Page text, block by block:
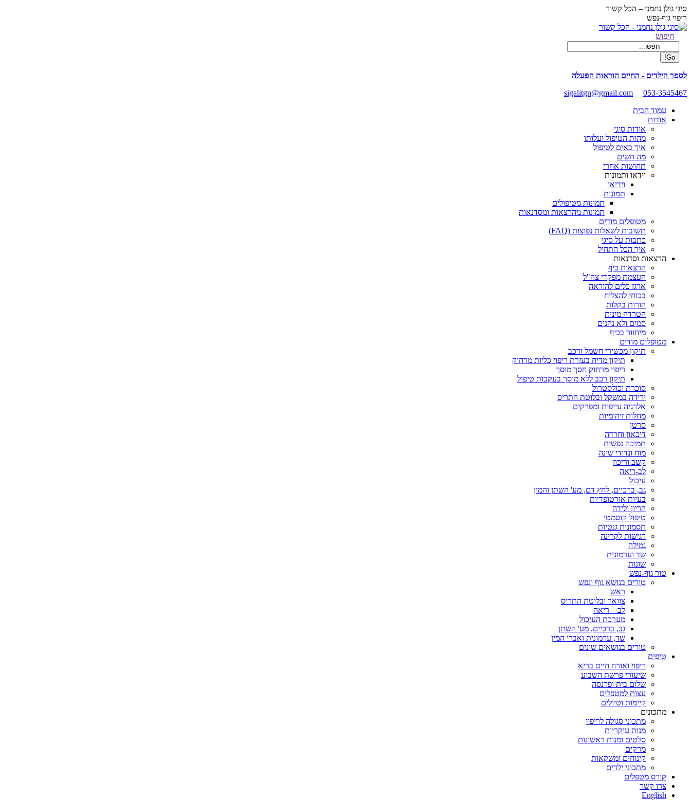
Skip
to
content
סיגי גולן נחמני – הכל קשור
ריפוי גוף-נפש
Facebook
opens
new
window
Search:
חיפוש
לספר הילדים - החיים הוראות הפעלה
sigalitgn@gmail.com
053-3545467
עמוד הבית
אודות
אודות סיגי
מהות הטיפול ועלותו
איך באים לטיפול
מה חשים
תחושות אחרי
וידאו ותמונות
וידיאו
תמונות
תמונות מטיפולים
תמונות מהרצאות ומסדנאות
מטופלים מודים
תשובות לשאלות נפוצות (FAQ)
כתבות על סיגי
איך הכל התחיל
הרצאות וסדנאות
הרצאות כיף
העצמת מפקדי צה"ל
ארגז כלים להוראה
בכוחי להצליח
הורות בקלות
הטרדה מינית
סמים ולא נהנים
מיחזור בכיף
מטופלים מודים
תיקון מכשירי חשמל ורכב
תיקון מדיח בעזרת ריפוי כליות מרחוק
ריפוי מרחוק חסך מוסך
תיקון רכב ללא מוסך בעקבות טיפול
סוכרת וכולסטרול
ירידה במשקל ובלוטת התריס
אלרגיה עייפות ומפרקים
מחלות זיהומיות
סרטן
דיכאון וחרדה
תמיכה נפשית
מוח ונדודי שינה
קשב וריכוז
לב-ריאה
עיכול
גב, ברכיים, לחץ דם, מע' השתן והמין
בעיות אורטופדיות
הריון ולידה
טיפול קוסמטי
תסמונות גנטיות
רגישות לקרינה
גמילה
שד וערמונית
שונות
טור גוף-נפש
טורים בנושא גוף ונפש
ראש
צוואר ובלוטת התריס
לב – ריאה
מערכת העיכול
גב, ברכיים, מע' השתן
שד, ערמונית ואברי המין
טורים בנושאים שונים
טיפים
ריפוי ואורח חיים בריא
שיעורי פרשת השבוע
שלום בית ופרנסה
עצות למטפלים
קיימות וטיולים
מתכונים
מתכוני סגולה לריפוי
מנות עיקריות
סלטים ומנות ראשונות
מרקים
קינוחים ומשקאות
מתכוני ילדים
קורס מטפלים
צרו קשר
English